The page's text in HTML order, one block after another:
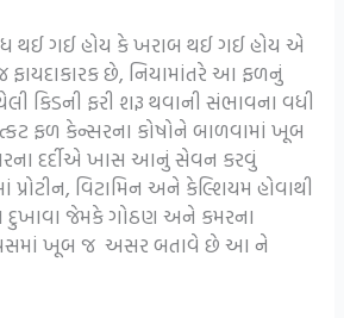
થઈ ગઈ હોય કે ખરાબ થઈ ગઈ હોય એ
છે, નિયામાંતરે આ ફળનું
કિડની ફરી શરૂ થવાની સંભાવના વધી
ફળ કેન્સરના કોષોને બાળવામાં ખૂબ
દર્દીએ ખાસ આનું સેવન કરવું
પ્રોટીન, વિટામિન અને કેલ્શિયમ હોવાથી
જેમકે ગોઠણ અને કમરના
ખૂબ જ અસર બતાવે છે આ ને